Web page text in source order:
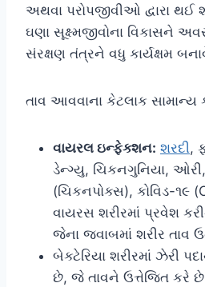
અથવા પરોપજીવીઓ દ્વારા
ઘણા સૂક્ષ્મજીવોના વિકાસને
સંરક્ષણ તંત્રને વધુ કાર્યક્ષમ
તાવ આવવાના કેટલાક સામાન્ય
વાયરલ ઇન્ફેક્શન: શરદી,
ડેન્ગ્યુ, ચિકનગુનિયા,
(ચિકનપોક્સ), કોવિડ-૧૯
વાયરસ શરીરમાં પ્રવેશ
જેના જવાબમાં શરીર તાવ
બેક્ટેરિયા શરીરમાં ઝેરી
છે, જે તાવને ઉત્તેજિત કરે